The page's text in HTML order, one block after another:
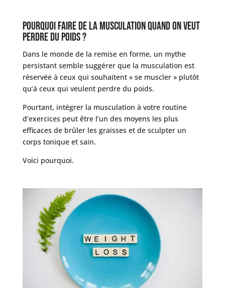
Pourquoi faire de la musculation quand on veut
perdre du poids ?
Dans le monde de la remise en forme, un mythe
persistant semble suggérer que la musculation est
réservée à ceux qui souhaitent « se muscler » plutôt
qu’à ceux qui veulent perdre du poids.
Pourtant, intégrer la musculation à votre routine
d’exercices peut être l’un des moyens les plus
efficaces de brûler les graisses et de sculpter un
corps tonique et sain.
Voici pourquoi.